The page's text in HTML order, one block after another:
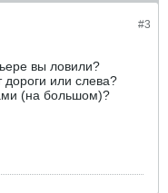
#3
вы ловили?
или слева?
(на большом)?